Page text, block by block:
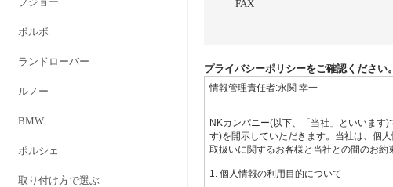
ボルボ
ランドローバー
ルノー
BMW
ポルシェ
取り付け方で選ぶ
FAX
プライバシーポリシーをご確認ください。